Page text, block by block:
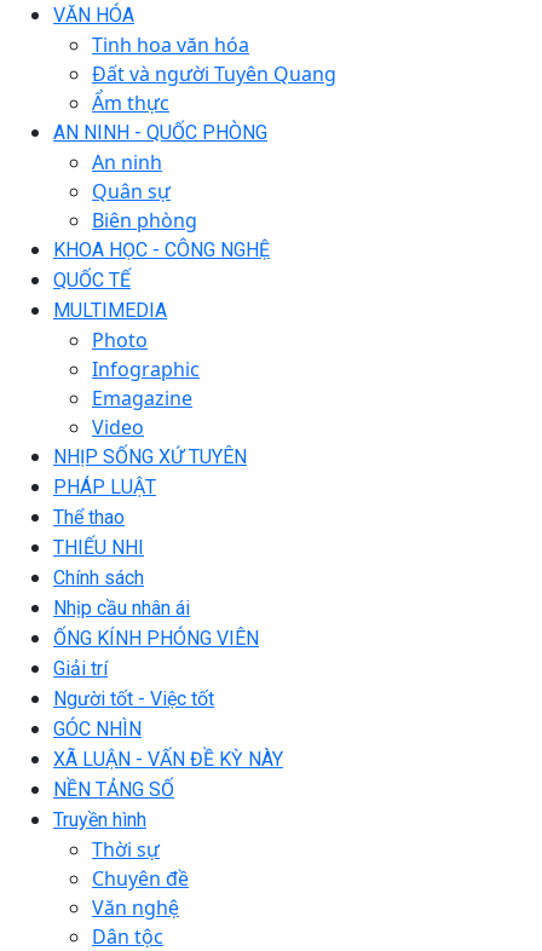
VĂN HÓA
Tinh hoa văn hóa
Đất và người Tuyên Quang
Ẩm thực
AN NINH - QUỐC PHÒNG
An ninh
Quân sự
Biên phòng
KHOA HỌC - CÔNG NGHỆ
QUỐC TẾ
MULTIMEDIA
Photo
Infographic
Emagazine
Video
NHỊP SỐNG XỨ TUYÊN
PHÁP LUẬT
Thể thao
THIẾU NHI
Chính sách
Nhịp cầu nhân ái
ỐNG KÍNH PHÓNG VIÊN
Giải trí
Người tốt - Việc tốt
GÓC NHÌN
XÃ LUẬN - VẤN ĐỀ KỲ NÀY
NỀN TẢNG SỐ
Truyền hình
Thời sự
Chuyên đề
Văn nghệ
Dân tộc